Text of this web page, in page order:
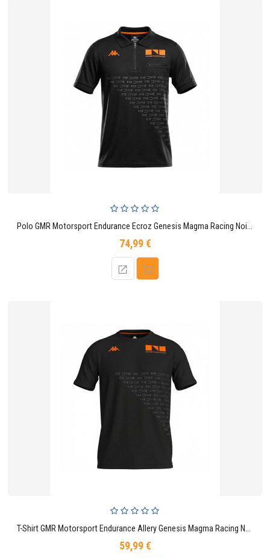
Polo GMR Motorsport Endurance Ecroz Genesis Magma Racing Noir Homme
74,99 €Prix
T-Shirt GMR Motorsport Endurance Allery Genesis Magma Racing Noir Homme
59,99 €Prix